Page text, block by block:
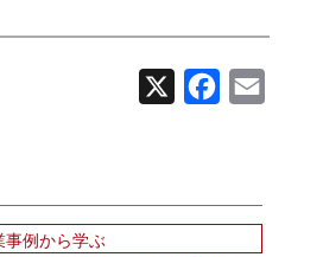
Facebook
事例から学ぶ